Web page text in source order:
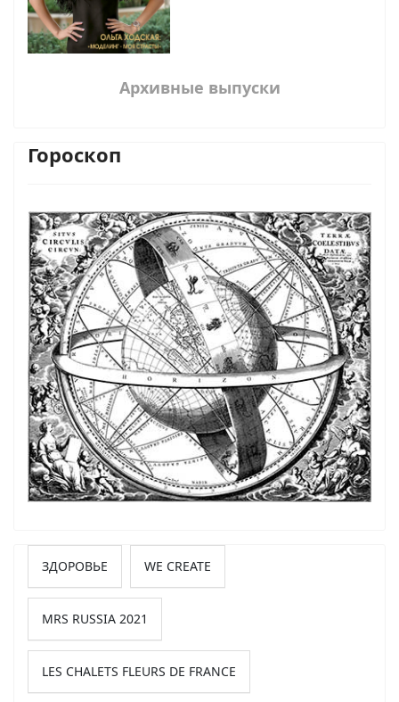
Архивные выпуски
Гороскоп
ЗДОРОВЬЕ WE CREATE
MRS RUSSIA 2021
LES CHALETS FLEURS DE FRANCE